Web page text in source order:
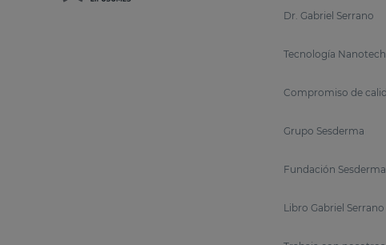
Dr. Gabriel Serrano
Tecnología Nanotech
Compromiso de
Grupo Sesderma
Fundación
Libro Gabriel Serrano